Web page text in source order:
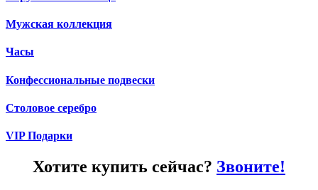
Мужская коллекция
Часы
Конфессиональные подвески
Столовое серебро
VIP Подарки
Хотите купить сейчас? Звоните!